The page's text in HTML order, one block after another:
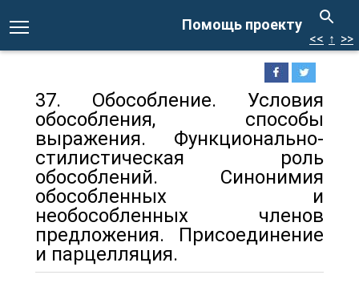
Помощь проекту
<< ↑ >>
37. Обособление. Условия
обособления, способы
выражения. Функционально-
стилистическая роль
обособлений. Синонимия
обособленных и
необособленных членов
предложения. Присоединение
и парцелляция.